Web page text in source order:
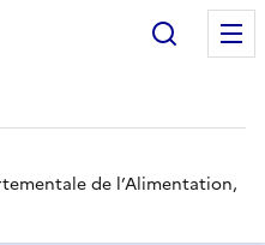
de l’Alimentation,